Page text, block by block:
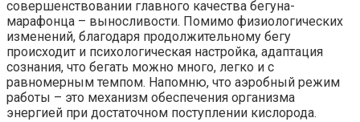
совершенствовании главного качества бегуна-
марафонца – выносливости. Помимо физиологических
изменений, благодаря продолжительному бегу
происходит и психологическая настройка, адаптация
сознания, что бегать можно много, легко и с
равномерным темпом. Напомню, что аэробный режим
работы – это механизм обеспечения организма
энергией при достаточном поступлении кислорода.